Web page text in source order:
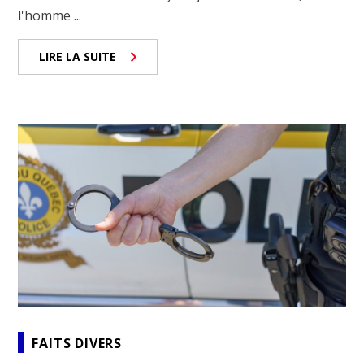
l'homme ...
LIRE LA SUITE
FAITS DIVERS